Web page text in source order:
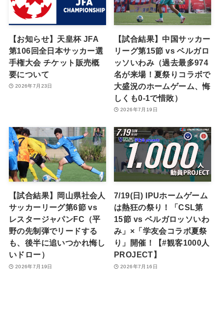
【お知らせ】天皇杯 JFA
第106回全日本サッカー選
手権大会 チケット販売概
要について
2026年7月23日
【試合結果】中国サッカー
リーグ第15節 vs ベルガロ
ッソいわみ（過去最多974
名が来場！夏祭りコラボで
大盛況のホームゲーム、悔
しくも0-1で惜敗）
2026年7月19日
【試合結果】岡山県社会人
サッカーリーグ第6節 vs
レスタージャパンFC（平
野の先制弾でリードする
も、後半に追いつかれ悔し
いドロー）
2026年7月19日
7/19(日) IPUホームゲーム
は熱狂の祭り！「CSL第
15節 vs ベルガロッソいわ
み」×「学友会コラボ夏祭
り」開催！【#観客1000人
PROJECT】
2026年7月16日